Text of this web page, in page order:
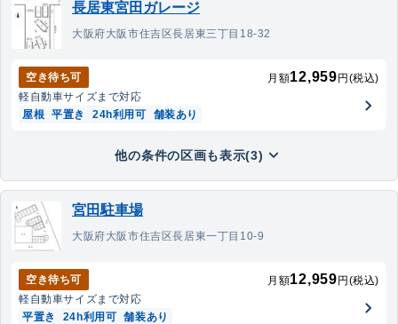
長居東宮田ガレージ
大阪府大阪市住吉区長居東三丁目18-32
空き待ち可 月額12,959 円(税込)
軽自動車サイズまで対応
屋根 平置き 24h利用可 舗装あり
他の条件の区画も表示(3)
宮田駐車場
大阪府大阪市住吉区長居東一丁目10-9
空き待ち可 月額12,959 円(税込)
軽自動車サイズまで対応
平置き
24h利用可 舗装あり